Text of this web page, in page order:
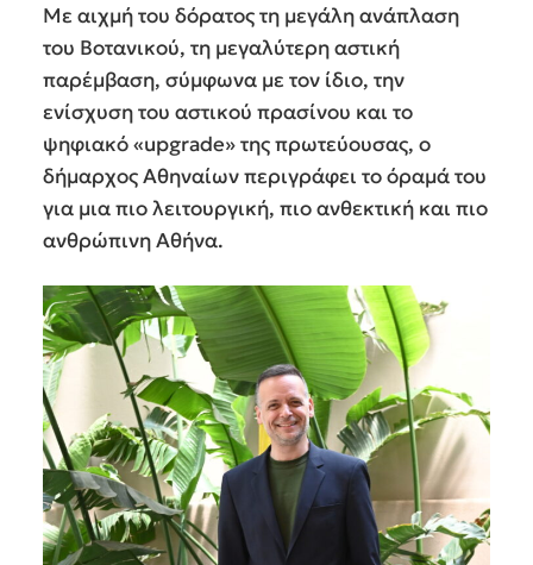
Με αιχμή του δόρατος τη μεγάλη ανάπλαση
του Βοτανικού, τη μεγαλύτερη αστική
παρέμβαση, σύμφωνα με τον ίδιο, την
ενίσχυση του αστικού πρασίνου και το
ψηφιακό «upgrade» της πρωτεύουσας, ο
δήμαρχος Αθηναίων περιγράφει το όραμά του
για μια πιο λειτουργική, πιο ανθεκτική και πιο
ανθρώπινη Αθήνα.